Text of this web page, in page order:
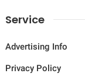
Service
Advertising Info
Privacy Policy